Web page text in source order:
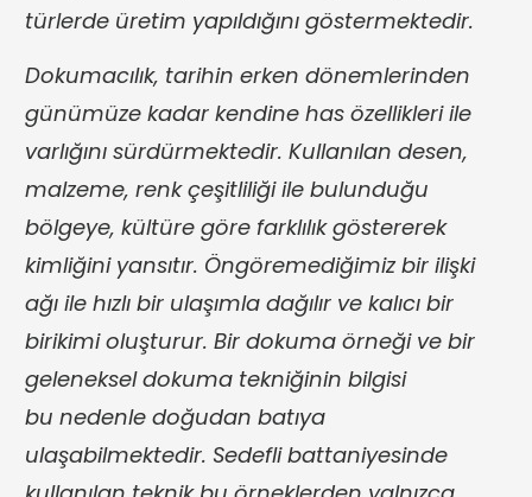
türlerde üretim yapıldığını göstermektedir.
Dokumacılık, tarihin erken dönemlerinden
günümüze kadar kendine has özellikleri ile
varlığını sürdürmektedir. Kullanılan desen,
malzeme, renk çeşitliliği ile bulunduğu
bölgeye, kültüre göre farklılık göstererek
kimliğini yansıtır. Öngöremediğimiz bir ilişki
ağı ile hızlı bir ulaşımla dağılır ve kalıcı bir
birikimi oluşturur. Bir dokuma örneği ve bir
geleneksel dokuma tekniğinin bilgisi
bu nedenle doğudan batıya
ulaşabilmektedir. Sedefli battaniyesinde